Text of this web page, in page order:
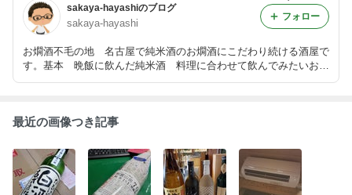
sakaya-hayashiのブログ
sakaya-hayashi
お燗酒不毛の地 名古屋で純米酒のお燗酒にこだわり続ける酒屋で
す。基本 晩飯に飲んだ純米酒 料理に合わせて飲んでみたいお酒
フォロー
最近の画像つき記事